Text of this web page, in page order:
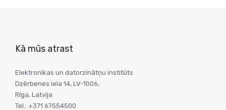
Kā mūs atrast
Elektronikas un datorzinātņu institūts
Dzērbenes iela 14, LV-1006,
Rīga, Latvija
Tel.: +371 67554500